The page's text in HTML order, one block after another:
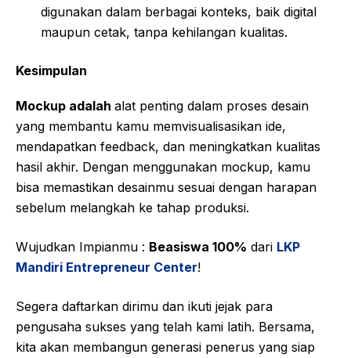
digunakan dalam berbagai konteks, baik digital
maupun cetak, tanpa kehilangan kualitas.
Kesimpulan
Mockup adalah alat penting dalam proses desain
yang membantu kamu memvisualisasikan ide,
mendapatkan feedback, dan meningkatkan kualitas
hasil akhir. Dengan menggunakan mockup, kamu
bisa memastikan desainmu sesuai dengan harapan
sebelum melangkah ke tahap produksi.
Wujudkan Impianmu : Beasiswa 100% dari LKP
Mandiri Entrepreneur Center!
Segera daftarkan dirimu dan ikuti jejak para
pengusaha sukses yang telah kami latih. Bersama,
kita akan membangun generasi penerus yang siap